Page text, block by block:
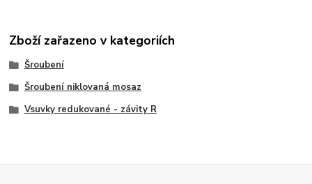
Zboží zařazeno v kategoriích
Šroubení
Šroubení niklovaná mosaz
Vsuvky redukované - závity R